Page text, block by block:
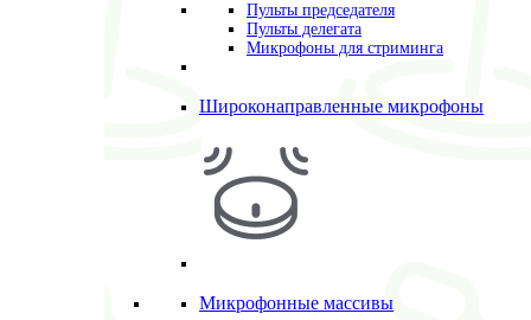
Пульты председателя
Пульты делегата
Микрофоны для стриминга
Широконаправленные микрофоны
Микрофонные массивы